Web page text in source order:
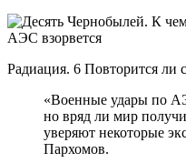
Радиация. 6 Повторится ли
«Военные удары по
но вряд ли мир
уверяют некоторые
Пархомов.